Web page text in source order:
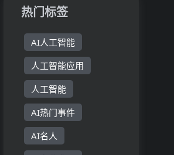
利用强大的AI
工具和无缝的
协作功能,让
您和团队在每
一次会议中...
热门标签
AI人工智能
人工智能应用
人工智能
AI热门事件
AI名人